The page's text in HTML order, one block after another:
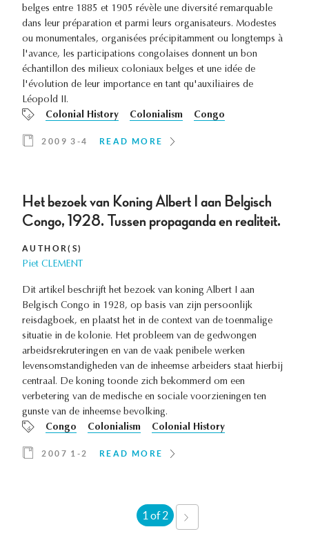
belges entre 1885 et 1905 révèle une diversité remarquable
dans leur préparation et parmi leurs organisateurs. Modestes
ou monumentales, organisées précipitamment ou longtemps à
l'avance, les participations congolaises donnent un bon
échantillon des milieux coloniaux belges et une idée de
l'évolution de leur importance en tant qu'auxiliaires de
Léopold II.
Colonial History
Colonialism Congo
2009 3-4 READ MORE
Het bezoek van Koning Albert I aan Belgisch
Congo, 1928. Tussen propaganda en realiteit.
AUTHOR(S)
Piet CLEMENT
Dit artikel beschrijft het bezoek van koning Albert I aan
Belgisch Congo in 1928, op basis van zijn persoonlijk
reisdagboek, en plaatst het in de context van de toenmalige
situatie in de kolonie. Het probleem van de gedwongen
arbeidsrekruteringen en van de vaak penibele werken
levensomstandigheden van de inheemse arbeiders staat hierbij
centraal. De koning toonde zich bekommerd om een
verbetering van de medische en sociale voorzieningen ten
gunste van de inheemse bevolking.
Congo
Colonialism Colonial History
2007 1-2 READ MORE
1 of 2